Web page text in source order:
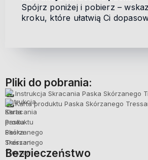
Spójrz poniżej i pobierz –
kroku, które ułatwią Ci
Pliki do pobrania:
Instrukcja Skracania Paska Skórzanego
Karta produktu Paska Skórzanego
Bezpieczeństwo